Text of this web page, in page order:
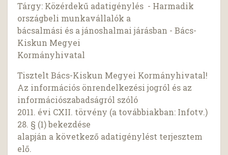
Tárgy: Közérdekű adatigénylés - Harmadik
országbeli munkavállalók a
bácsalmási és a jánoshalmai járásban - Bács-
Kiskun Megyei
Kormányhivatal
Tisztelt Bács-Kiskun Megyei Kormányhivatal!
Az információs önrendelkezési jogról és az
információszabadságról szóló
2011. évi CXII. törvény (a továbbiakban: Infotv.)
28. § (1) bekezdése
alapján a következő adatigénylést terjesztem
elő.